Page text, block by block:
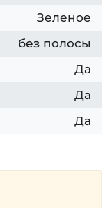
Зеленое
без полосы
Да
Да
Да